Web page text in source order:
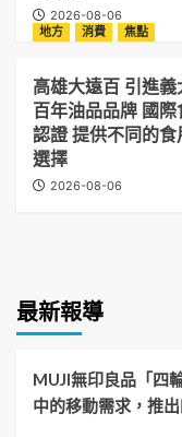
2026-08-06
地方
消費 焦點
高雄大遠百 引進義
百年油品品牌 國際
認證 提供不同的食
選擇
2026-08-06
最新報導
MUJI無印良品「四
中的移動需求，推